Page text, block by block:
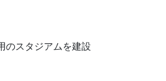
のスタジアムを建設